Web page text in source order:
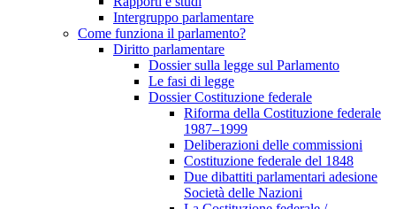
Intergruppo parlamentare
Come funziona il parlamento?
Diritto parlamentare
Dossier sulla legge sul Parlamento
Le fasi di legge
Dossier Costituzione federale
Riforma della Costituzione federale
1987–1999
Deliberazioni delle commissioni
Costituzione federale del 1848
Due dibattiti parlamentari adesione
Società delle Nazioni